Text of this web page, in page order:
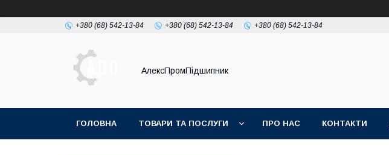
+380 (68) 542-13-84 +380 (68) 542-13-84 +380 (68) 542-13-84
АлексПромПідшипник
ГОЛОВНА ТОВАРИ ТА ПОСЛУГИ ПРО НАС КОНТАКТИ